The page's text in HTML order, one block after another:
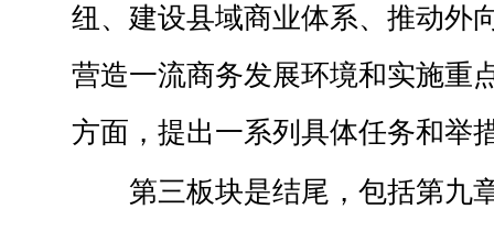
纽、建设县域商业体系、推动外
营造一流商务发展环境和实施重
方面，提出一系列具体任务和举
第三板块是结尾，包括第九